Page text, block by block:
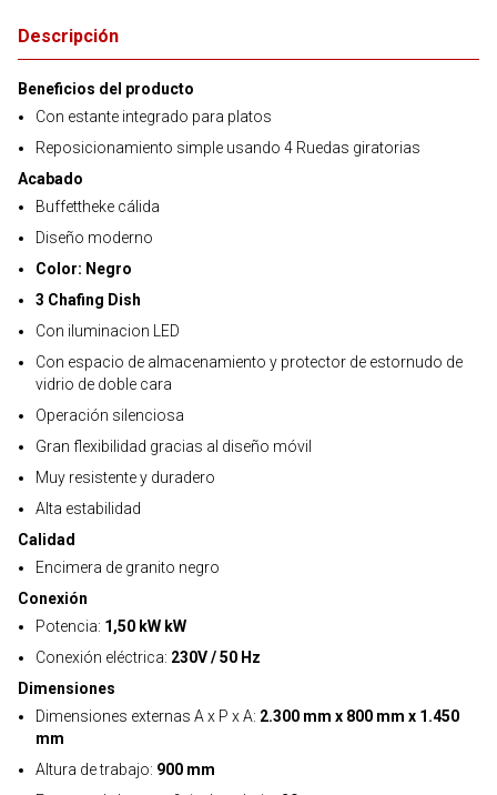
Descripción
Beneficios del producto
Con estante integrado para platos
Reposicionamiento simple usando 4 Ruedas giratorias
Acabado
Buffettheke cálida
Diseño moderno
Color: Negro
3 Chafing Dish
Con iluminacion LED
Con espacio de almacenamiento y protector de estornudo de
vidrio de doble cara
Operación silenciosa
Gran flexibilidad gracias al diseño móvil
Muy resistente y duradero
Alta estabilidad
Calidad
Encimera de granito negro
Conexión
Potencia: 1,50 kW kW
Conexión eléctrica: 230V / 50 Hz
Dimensiones
Dimensiones externas A x P x A: 2.300 mm x 800 mm x 1.450
mm
Altura de trabajo: 900 mm